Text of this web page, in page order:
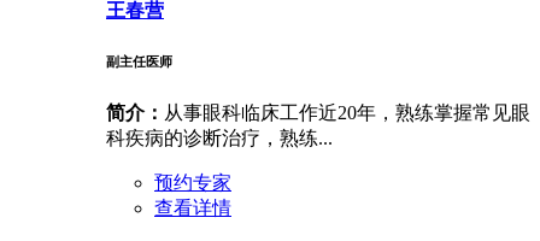
王春营
副主任医师
简介： 从事眼科临床工作近20年，熟练掌握常见眼
科疾病的诊断治疗，熟练...
预约专家
查看详情